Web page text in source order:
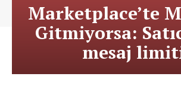
Marketplace’te
Gitmiyorsa:
mesaj